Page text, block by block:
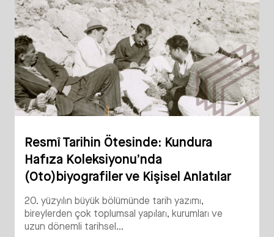
Resmî Tarihin Ötesinde: Kundura
Hafıza Koleksiyonu’nda
(Oto)biyografiler ve Kişisel Anlatılar
20. yüzyılın büyük bölümünde tarih yazımı,
bireylerden çok toplumsal yapıları, kurumları ve
uzun dönemli tarihsel...